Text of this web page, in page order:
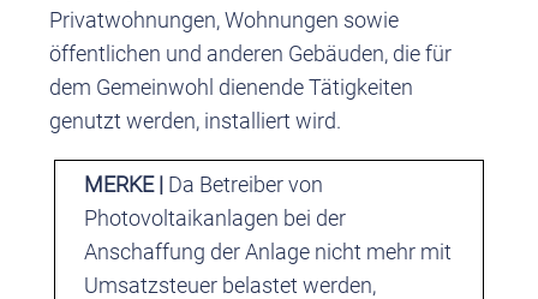
Privatwohnungen, Wohnungen sowie
öffentlichen und anderen Gebäuden, die für
dem Gemeinwohl dienende Tätigkeiten
genutzt werden, installiert wird.
MERKE | Da Betreiber von
Photovoltaikanlagen bei der
Anschaffung der Anlage nicht mehr mit
Umsatzsteuer belastet werden,